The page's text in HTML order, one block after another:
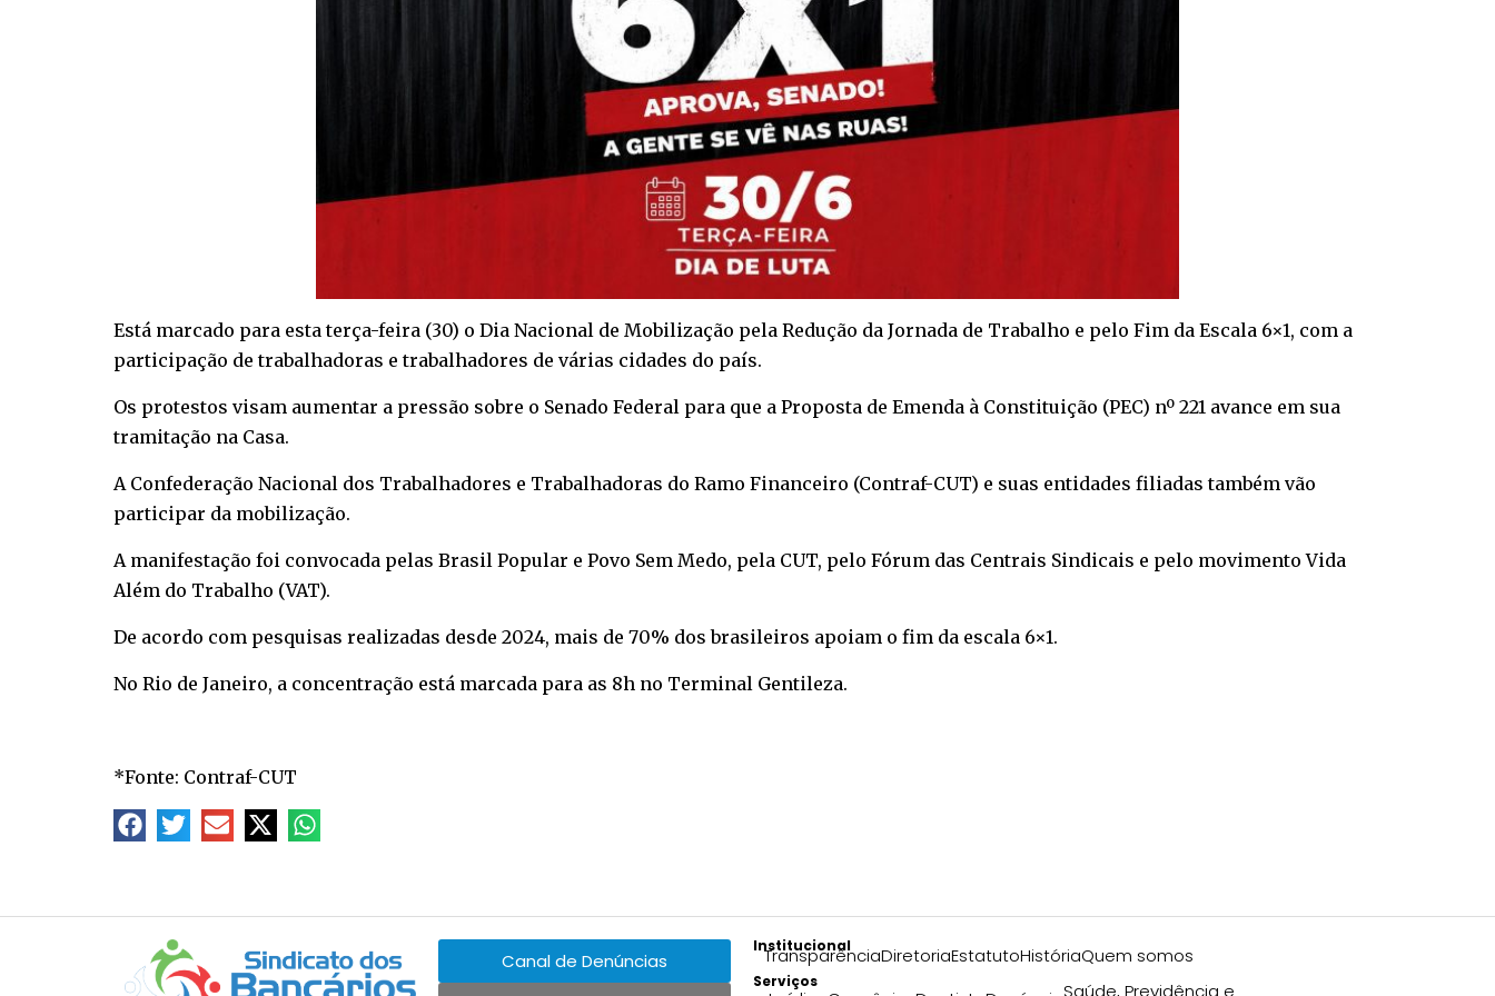
Está marcado para esta terça-feira (30) o Dia Nacional de Mobilização pela Redução da Jornada de Trabalho e pelo Fim da Escala 6×1, com a
participação de trabalhadoras e trabalhadores de várias cidades do país.
Os protestos visam aumentar a pressão sobre o Senado Federal para que a Proposta de Emenda à Constituição (PEC) nº 221 avance em sua
tramitação na Casa.
A Confederação Nacional dos Trabalhadores e Trabalhadoras do Ramo Financeiro (Contraf-CUT) e suas entidades filiadas também vão
participar da mobilização.
A manifestação foi convocada pelas Brasil Popular e Povo Sem Medo, pela CUT, pelo Fórum das Centrais Sindicais e pelo movimento Vida
Além do Trabalho (VAT).
De acordo com pesquisas realizadas desde 2024, mais de 70% dos brasileiros apoiam o fim da escala 6×1.
No Rio de Janeiro, a concentração está marcada para as 8h no Terminal Gentileza.
*Fonte: Contraf-CUT
Canal de Denúncias
Institucional
TransparênciaDiretoriaEstatutoHistóriaQuem somos
Serviços Saúde, Previdência e